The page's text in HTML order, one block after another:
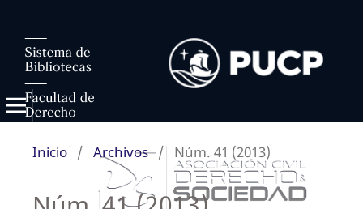
Inicio / Archivos / Núm. 41 (2013)